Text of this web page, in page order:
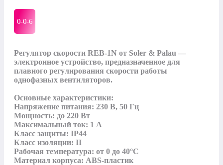
0-0-6
Регулятор скорости REB-1N от Soler & Palau —
электронное устройство, предназначенное для
плавного регулирования скорости работы
однофазных вентиляторов.
Основные характеристики:
Напряжение питания: 230 В, 50 Гц
Мощность: до 220 Вт
Максимальный ток: 1 А
Класс защиты: IP44
Класс изоляции: II
Рабочая температура: от 0 до 40°C
Материал корпуса: ABS-пластик